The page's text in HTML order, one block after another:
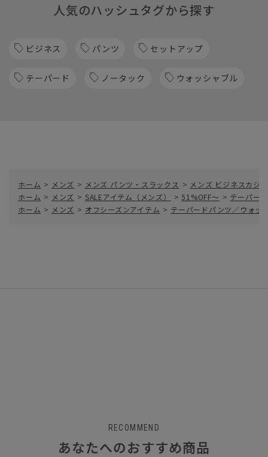
人気のハッシュタグから探す
ビジネス パンツ セットアップ
テーパード ノータック ウォッシャブル
ホーム > メンズ > メンズ パンツ・スラックス > メンズ ビジネスカジ
ホーム > メンズ > SALEアイテム（メンズ） > 51%OFF～ > テーパー
ホーム > メンズ > オフシーズンアイテム > テーパードパンツ／ウォッ
RECOMMEND
あなたへのおすすめ商品